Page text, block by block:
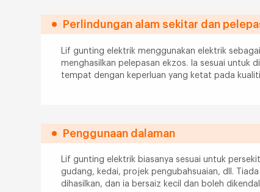
Perlindungan alam sekitar dan
Lif gunting elektrik menggunakan elektrik
menghasilkan pelepasan ekzos. Ia sesuai untuk
tempat dengan keperluan yang ketat pada
Penggunaan dalaman
Lif gunting elektrik biasanya sesuai untuk
gudang, kedai, projek pengubahsuaian, dll.
dihasilkan, dan ia bersaiz kecil dan boleh